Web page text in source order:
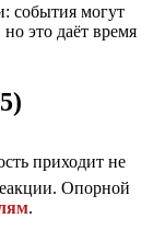
события могут
это даёт время
приходит не
Опорной
.